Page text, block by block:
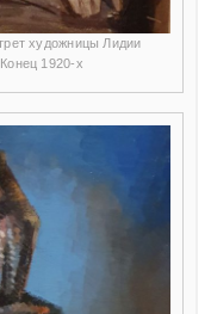
художницы Лидии
1920-х